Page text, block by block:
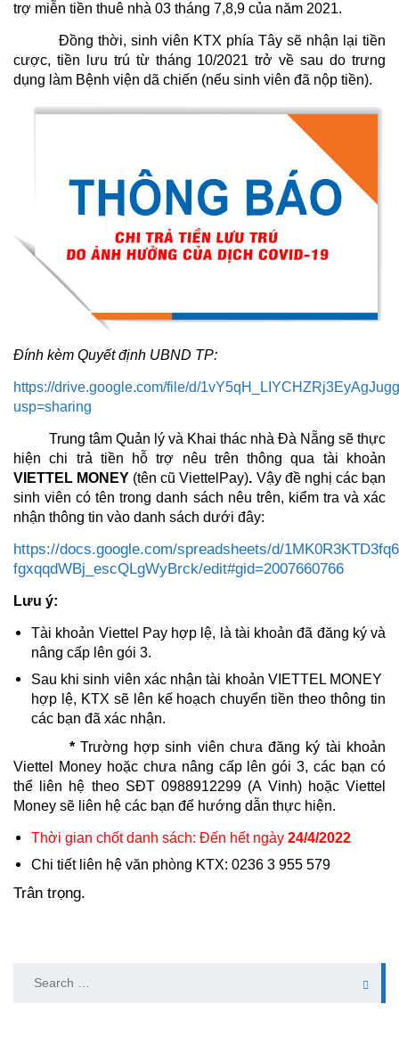
trợ miễn tiền thuê nhà 03 tháng 7,8,9 của năm 2021.
Đồng thời, sinh viên KTX phía Tây sẽ nhận lại tiền
cược, tiền lưu trú từ tháng 10/2021 trở về sau do trưng
dụng làm Bệnh viện dã chiến (nếu sinh viên đã nộp tiền).
Đính kèm Quyết định UBND TP:
https://drive.google.com/file/d/
usp=sharing
Trung tâm Quản lý và Khai thác nhà Đà Nẵng sẽ thực
hiện chi trả tiền hỗ trợ nêu trên thông qua tài khoản
VIETTEL MONEY (tên cũ ViettelPay). Vậy đề nghị các bạn
sinh viên có tên trong danh sách nêu trên, kiểm tra và xác
nhận thông tin vào danh sách dưới đây:
https://docs.google.com/spreadsheets/d/
fgxqqdWBj_escQLgWyBrck/edit#gid=2007660766
Lưu ý:
Tài khoản Viettel Pay hợp lệ, là tài khoản đã đăng ký và
nâng cấp lên gói 3.
Sau khi sinh viên xác nhận tài khoản VIETTEL MONEY
hợp lệ, KTX sẽ lên kế hoạch chuyển tiền theo thông tin
các bạn đã xác nhận.
*Trường hợp sinh viên chưa đăng ký tài khoản
Viettel Money hoặc chưa nâng cấp lên gói 3, các bạn có
thể liên hệ theo SĐT 0988912299 (A Vinh) hoặc Viettel
Money sẽ liên hệ các bạn để hướng dẫn thực hiện.
Thời gian chốt danh sách: Đến hết ngày 24/4/2022
Chi tiết liên hệ văn phòng KTX: 0236 3 955 579
Trân trọng.
for: